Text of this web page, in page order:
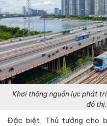
Khơi thông nguồn lực phát
đô
Đặc biệt, Thủ tướng cho